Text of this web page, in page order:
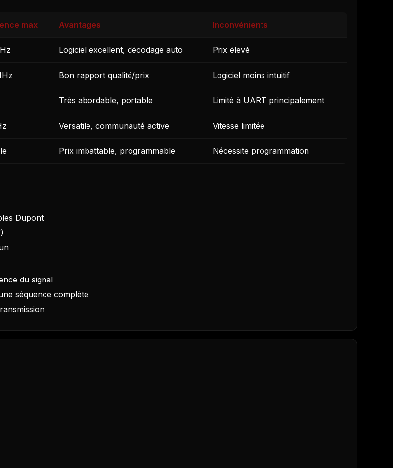
max Avantages Inconvénients
Logiciel excellent, décodage auto Prix élevé
Bon rapport qualité/prix Logiciel moins intuitif
Très abordable, portable Limité à UART principalement
Versatile, communauté active Vitesse limitée
Prix imbattable, programmable Nécessite programmation
Dupont
du signal
séquence complète